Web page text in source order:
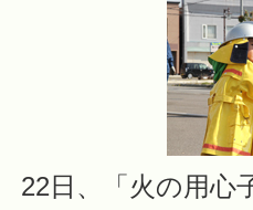
22日、「火の用心